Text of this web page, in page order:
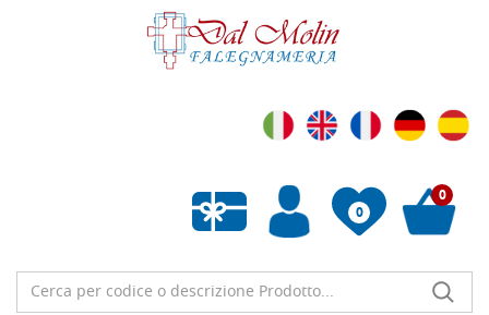
0
Lista de deseos vacía
0